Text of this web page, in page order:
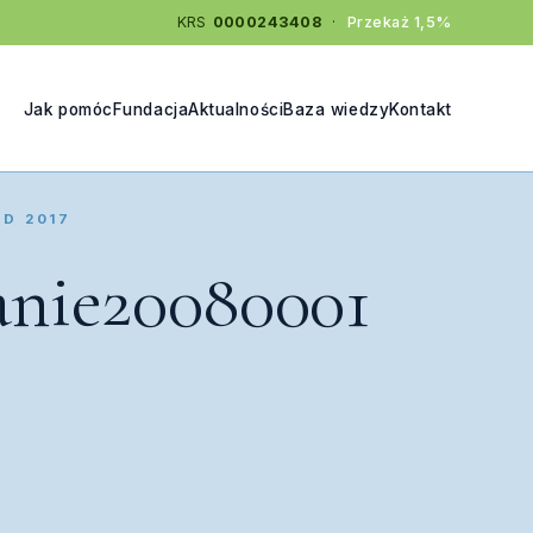
KRS 0000243408 · Przekaż 1,5%
Jak pomóc FundacjaAktualnościBaza wiedzyKontakt
2017